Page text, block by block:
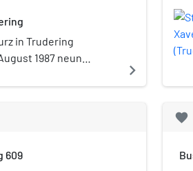
in Trudering
1987 neun
navigate_next
609
favorite